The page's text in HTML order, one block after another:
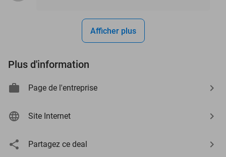
Afficher plus
Plus d'information
Page de l'entreprise
Site Internet
Partagez ce deal